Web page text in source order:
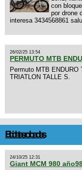
con
por drone
interesa 3434568861
26/02/25 13:54
PERMUTO MTB
Permuto MTB
TRIATLON TALLE S.
Bicicletas robadas
24/10/25 12:31
Giant MCM 980